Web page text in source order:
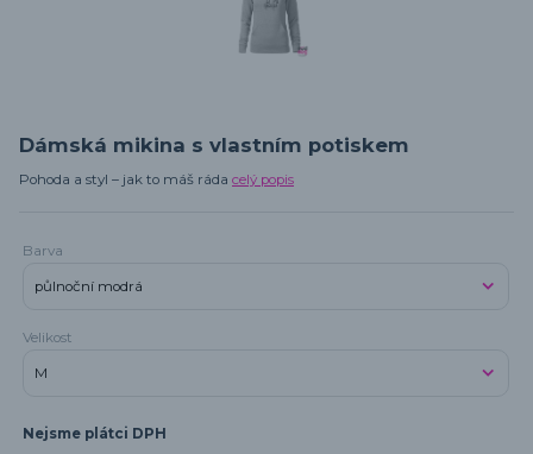
Dámská mikina s vlastním potiskem
Pohoda a styl – jak to máš ráda celý popis
Barva
Velikost
Nejsme plátci DPH